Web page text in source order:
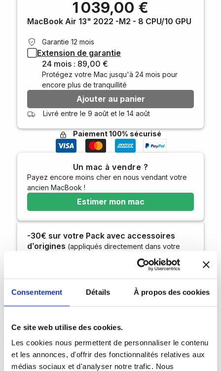
Consentement Détails À propos des cookies
Ce site web utilise des cookies.
Les cookies nous permettent de personnaliser le contenu
et les annonces, d'offrir des fonctionnalités relatives aux
médias sociaux et d'analyser notre trafic. Nous
1 039,00 €
MacBook Air 13" 2022 -M2 - 8 CPU/10 GPU
Garantie 12 mois
Extension de garantie
24 mois : 89,00 €
Protégez votre Mac jusqu'à 24 mois pour
encore plus de tranquillité
Ajouter au panier
Livré entre le 9 août et le 14 août
Paiement 100% sécurisé
Un mac à vendre ?
Payez encore moins cher en nous vendant votre
ancien MacBook !
Estimer mon mac
-30€ sur votre Pack avec accessoires
d’origines (appliqués directement dans votre
Créez votre pack